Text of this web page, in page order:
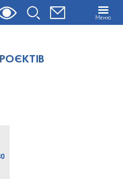
Меню